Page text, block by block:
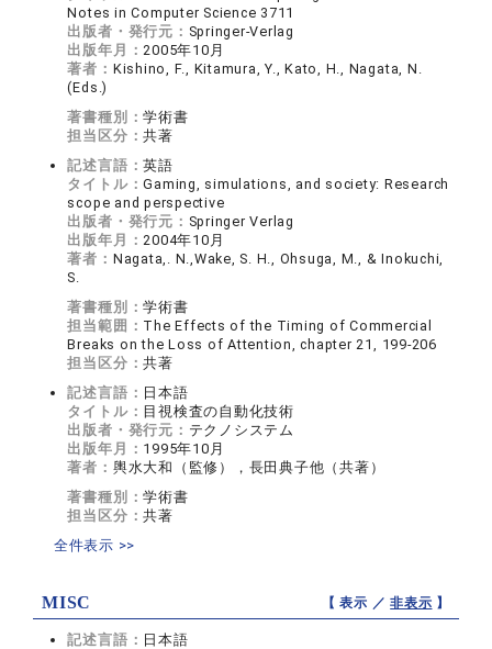
Notes in Computer Science 3711
出版者・発行元： Springer-Verlag
出版年月：2005年10月
著者： Kishino, F., Kitamura, Y., Kato, H., Nagata, N.
(Eds.)
著書種別：学術書
担当区分：共著
記述言語：英語
タイトル：Gaming, simulations, and society: Research
scope and perspective
出版者・発行元： Springer Verlag
出版年月：2004年10月
著者： Nagata,. N.,Wake, S. H., Ohsuga, M., & Inokuchi,
S.
著書種別：学術書
担当範囲： The Effects of the Timing of Commercial
Breaks on the Loss of Attention, chapter 21, 199-206
担当区分：共著
記述言語： 日本語
タイトル： 目視検査の自動化技術
出版者・発行元： テクノシステム
出版年月： 1995年10月
著者： 輿水大和（監修），長田典子他（共著）
著書種別：学術書
担当区分：共著
全件表示 >>
MISC 【 表示 ／非表示 】
記述言語： 日本語